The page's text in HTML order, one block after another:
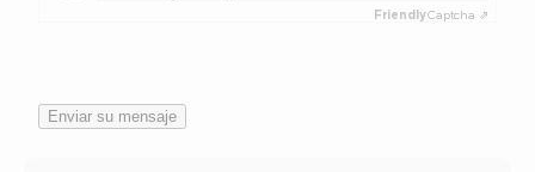
FriendlyCaptcha ⇗
Enviar su mensaje